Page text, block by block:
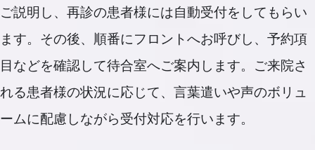
ご説明し、再診の患者様には自動受付をしてもらい
ます。その後、順番にフロントへお呼びし、予約項
目などを確認して待合室へご案内します。ご来院さ
れる患者様の状況に応じて、言葉遣いや声のボリュ
ームに配慮しながら受付対応を行います。